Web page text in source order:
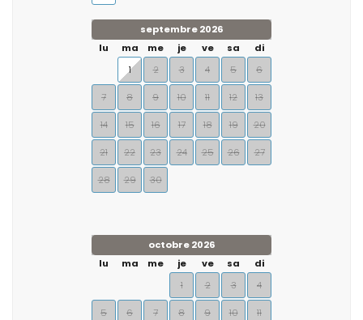
septembre 2026
lu
ma me je ve sa
di
1
2 3 4 5 6
7 8 9 10 11 12 13
14 15 16 17 18 19 20
21 22 23 24 25 26 27
28 29 30
octobre 2026
lu
ma me je ve sa
di
1
2 3 4
5 6 7 8 9 10 11